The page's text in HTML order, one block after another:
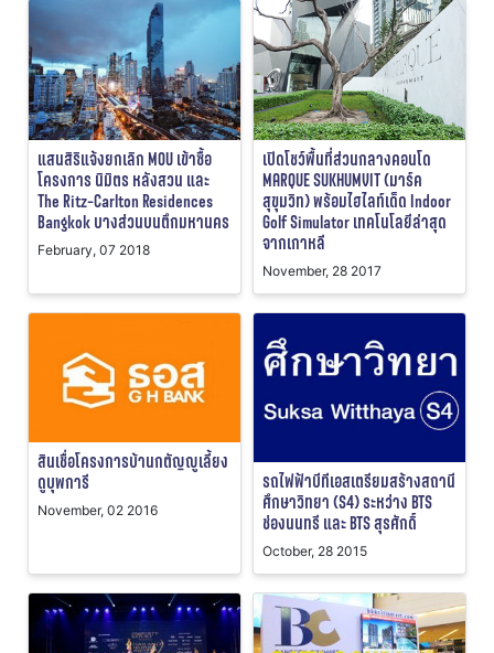
แสนสิริแจ้งยกเลิก MOU เข้าซื้อ
โครงการ นิมิตร หลังสวน และ
The Ritz-Carlton Residences
Bangkok บางส่วนบนตึกมหานคร
February, 07 2018
เปิดโชว์พื้นที่ส่วนกลางคอนโด
MARQUE SUKHUMVIT (มาร์ค
สุขุมวิท) พร้อมไฮไลท์เด็ด Indoor
Golf Simulator เทคโนโลยีล่าสุด
จากเกาหลี
November, 28 2017
สินเชื่อโครงการบ้านกตัญญูเลี้ยง
ดูบุพการี
November, 02 2016
รถไฟฟ้าบีทีเอสเตรียมสร้างสถานี
ศึกษาวิทยา (S4) ระหว่าง BTS
ช่องนนทรี และ BTS สุรศักดิ์
October, 28 2015